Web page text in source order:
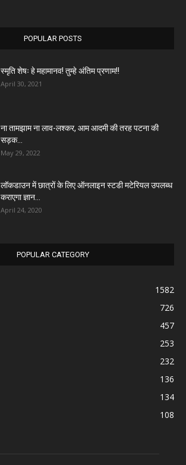
POPULAR POSTS
स्मृति शेषः हे महामानव! तुम्हे अंतिम प्रणाम!!
April 30, 2021
ना तामझाम ना लाव-लश्कर, आम आदमी की तरह पटना की
सड़क...
May 29, 2022
लॉकडाउन में छात्रों के लिए ऑनलाइन स्टडी मटेरियल उपलब्ध
कराएगा ज्ञान...
April 24, 2020
POPULAR CATEGORY
1582
726
457
253
232
136
134
108